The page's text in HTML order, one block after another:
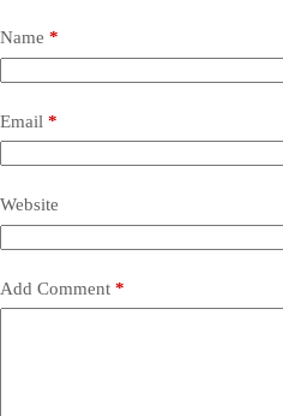
Name *
Email *
Website
Add Comment *